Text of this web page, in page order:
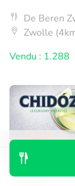
De Beren
Zwolle
Vendu : 1.288